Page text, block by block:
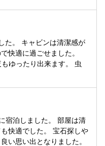
た。 キャビンは清潔感が
快適に過ごせました。
ゆったり出来ます。 虫
宿泊しました。 部屋は清
快適でした。 宝石探しや
い思い出となりました。